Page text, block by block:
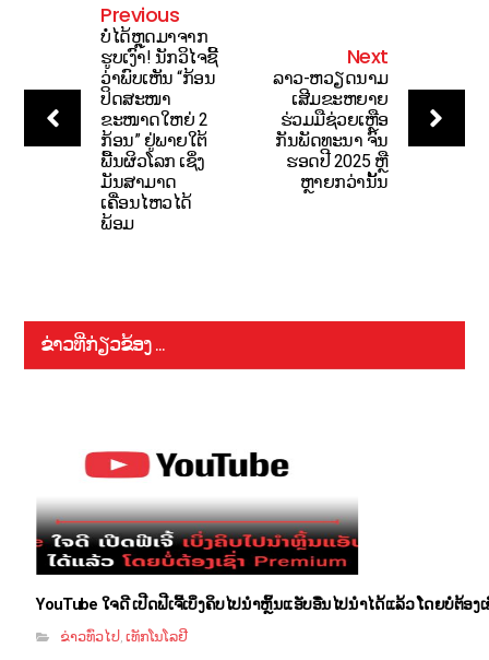
Previous
ບໍ່ໄດ້ຫຼຸດມາຈາກ
ຮູບເງົາ! ນັກວິໄຈຊີ້
ວ່າພົບເຫັນ “ກ້ອນ
ປິດສະໜາ
ຂະໜາດໃຫຍ່ 2
ກ້ອນ” ຢູ່ພາຍໃຕ້
ພື້ນຜິວໂລກ ເຊິ່ງ
ມັນສາມາດ
ເຄື່ອນໄຫວໄດ້
ພ້ອມ
Next
ລາວ-ຫວຽດນາມ
ເສີມຂະຫຍາຍ
ຮ່ວມມືຊ່ວຍເຫຼືອ
ກັນພັດທະນາ ຈົນ
ຮອດປີ 2025 ຫຼື
ຫຼາຍກວ່ານັ້ນ
ຂ່າວທີ່ກ່ຽວຂ້ອງ ...
YouTube ໃຈດີ ເປີດຟີເຈີ້ເບິ່ງຄິບໄປນຳຫຼິ້ນແອັບອື່ນໄປນຳໄດ້ແລ້ວ ໂດຍບໍ່ຕ້ອງ
ຂ່າວທົ່ວໄປ,ເທັກໂນໂລຢີ